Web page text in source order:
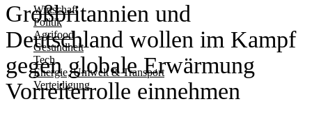
Wirtschaft
Politik
Agrifood
Gesundheit
Tech
Energie, Umwelt & Transport
Verteidigung
Großbritannien und
Deutschland wollen im Kampf
gegen globale Erwärmung
Vorreiterrolle einnehmen